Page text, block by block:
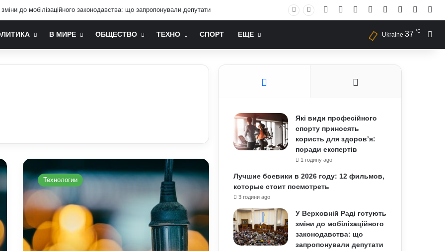
до мобілізаційного законодавства: що запропонували депутати Facebook YouTubeInstagram
RSS Log In
В МИРЕ ОБЩЕСТВО ТЕХНО СПОРТ ЕЩЕ Ukraine 37 ℃
Графік
відключення
світла
у
Київській
області
на
24
лютого:
Технологии
Які види професійного
спорту приносять
користь для здоров’я:
поради експертів
1 годину ago
Лучшие боевики в 2026 году: 12 фильмов,
которые стоит посмотреть
3 години ago
У Верховній Раді готують
зміни до мобілізаційного
законодавства: що
запропонували депутати